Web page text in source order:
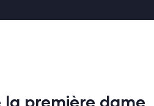
la première dame